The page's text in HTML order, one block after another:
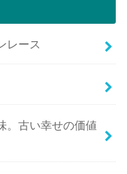
レース
。古い幸せの価値